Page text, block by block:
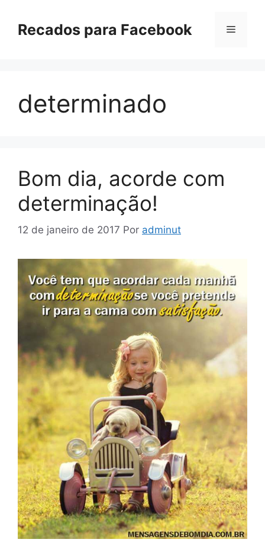
paraRecados para Facebook Menu
determinado
Bom dia, acorde com
determinação!
12 de janeiro de 2017 Por adminut